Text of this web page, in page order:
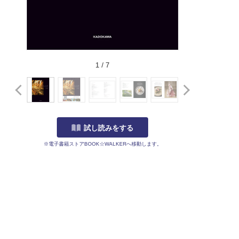
1 / 7
試し読みをする
※電子書籍ストアBOOK☆WALKERへ移動します。